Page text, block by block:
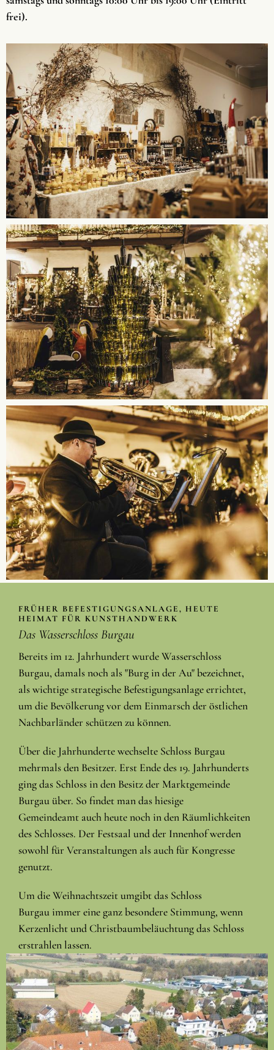
frei).
FRÜHER BEFESTIGUNGSANLAGE, HEUTE
HEIMAT FÜR KUNSTHANDWERK
Das Wasserschloss Burgau
Bereits im 12. Jahrhundert wurde Wasserschloss
Burgau, damals noch als "Burg in der Au" bezeichnet,
als wichtige strategische Befestigungsanlage errichtet,
um die Bevölkerung vor dem Einmarsch der östlichen
Nachbarländer schützen zu können.
Über die Jahrhunderte wechselte Schloss Burgau
mehrmals den Besitzer. Erst Ende des 19. Jahrhunderts
ging das Schloss in den Besitz der Marktgemeinde
Burgau über. So findet man das hiesige
Gemeindeamt auch heute noch in den Räumlichkeiten
des Schlosses. Der Festsaal und der Innenhof werden
sowohl für Veranstaltungen als auch für Kongresse
genutzt.
Um die Weihnachtszeit umgibt das Schloss
Burgau immer eine ganz besondere Stimmung, wenn
Kerzenlicht und Christbaumbeläuchtung das Schloss
erstrahlen lassen.